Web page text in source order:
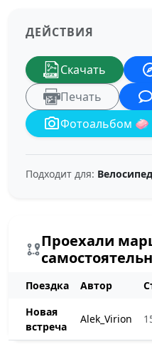
ДЕЙСТВИЯ
Скачать
Печать
Фотоальбом 🧼
Подходит для: Велосипед
Проехали
Поездка Автор
Новая
встреча
Alek_Virion